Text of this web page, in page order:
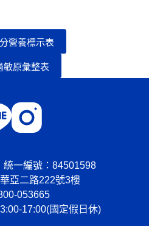
營養標示表
敏原彙整表
一編號：84501598
亞二路222號3樓
053665
17:00(國定假日休)